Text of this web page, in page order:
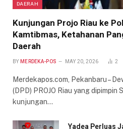
DAERAH
Kunjungan Projo Riau ke
Kamtibmas, Ketahanan
Daerah
BY MERDEKA-POS MAY 20, 2026 2
Merdekapos.com, Pekanbaru –
(DPD) PROJO Riau yang dipimpin
kunjungan…
Yadea Perluas